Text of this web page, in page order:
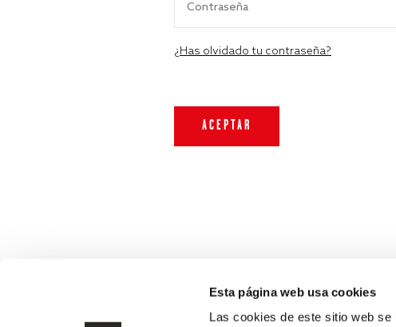
Esta página web usa cookies
Las cookies de este sitio web
¿Has olvidado tu contraseña?